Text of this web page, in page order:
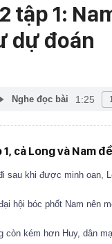
1:
dự đoán
Nghe đọc bài 1:25
cả Long và Nam
sau khi được minh oan,
hội bóc phốt Nam nên
kém hơn Huy, dân